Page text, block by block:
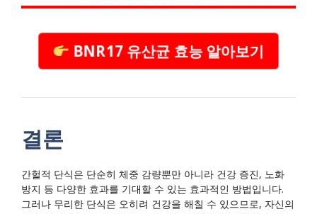
BNR17 유산균 효능 알아보기
결론
간헐적 단식은 단순히 체중 감량뿐만 아니라 건강 증진, 노화
방지 등 다양한 효과를 기대할 수 있는 효과적인 방법입니다.
그러나 무리한 단식은 오히려 건강을 해칠 수 있으므로, 자신의